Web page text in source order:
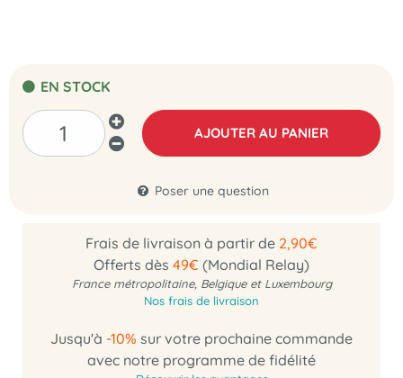
EN STOCK
AJOUTER AU PANIER
Poser une question
Frais de livraison à partir de 2,90€
Offerts dès 49€ (Mondial Relay)
France métropolitaine, Belgique et Luxembourg
Nos frais de livraison
Jusqu'à -10% sur votre prochaine commande
avec notre programme de fidélité